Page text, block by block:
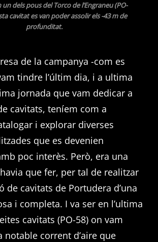
un dels pous del Torco de l’Engraneu (PO-
cavitat es van poder assolir els -43 m de
profunditat.
de la campanya -com es
tindre l’últim dia, i a ultima
jornada que vam dedicar a
cavitats, teníem com a
i explorar diverses
que es devenien
poc interès. Però, era una
que fer, per tal de realitzar
de cavitats de Portudera d’una
i completa. I va ser en l’ultima
cavitats (PO-58) on vam
notable corrent d’aire que